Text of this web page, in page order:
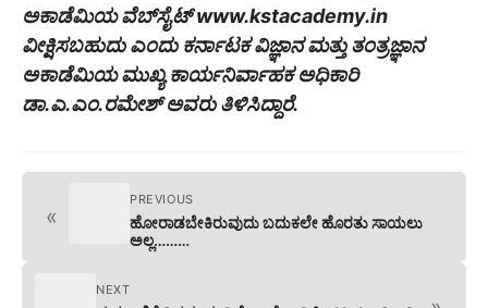
ಅಕಾಡೆಮಿಯ ವೆಬ್‍ಸೈಟ್ www.kstacademy.in
ವೀಕ್ಷಿಸಬಹುದು ಎಂದು ಕರ್ನಾಟಕ ವಿಜ್ಞಾನ ಮತ್ತು ತಂತ್ರಜ್ಞಾನ
ಅಕಾಡೆಮಿಯ ಮುಖ್ಯ ಕಾರ್ಯನಿರ್ವಾಹಕ ಅಧಿಕಾರಿ
ಡಾ.ಎ.ಎಂ.ರಮೇಶ್ ಅವರು ತಿಳಿಸಿದ್ದಾರೆ.
«
PREVIOUS
ಹೋರಾಡಬೇಕಿರುವುದು ಬದುಕಲೇ ಹೊರತು ಸಾಯಲು
ಅಲ್ಲ………
NEXT